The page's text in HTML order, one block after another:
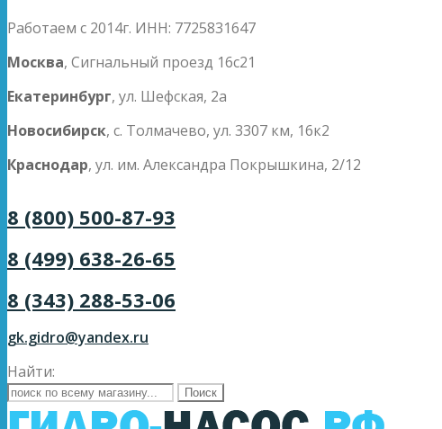
Работаем с 2014г. ИНН: 7725831647
Москва, Сигнальный проезд 16с21
Екатеринбург, ул. Шефская, 2а
Новосибирск, с. Толмачево, ул. 3307 км, 16к2
Краснодар, ул. им. Александра Покрышкина, 2/12
8 (800) 500-87-93
8 (499) 638-26-65
8 (343) 288-53-06
gk.gidro@yandex.ru
Найти: